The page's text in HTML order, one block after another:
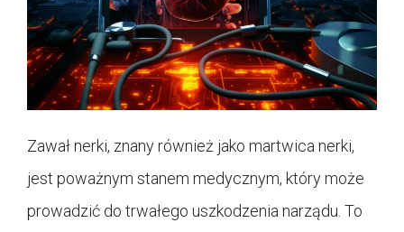
Zawał nerki, znany również jako martwica nerki,
jest poważnym stanem medycznym, który może
prowadzić do trwałego uszkodzenia narządu. To